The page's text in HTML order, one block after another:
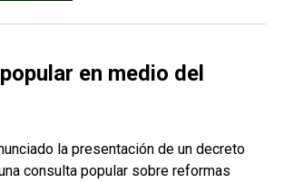
en medio del
la presentación de un decreto
consulta popular sobre reformas